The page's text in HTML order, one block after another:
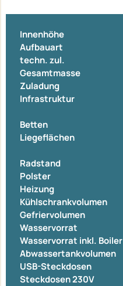
Innenhöhe
Aufbauart
techn. zul.
Gesamtmasse
Zuladung
Infrastruktur
Betten
Liegeflächen
Radstand
Polster
Heizung
Kühlschrankvolumen
Gefriervolumen
Wasservorrat
Wasservorrat inkl. Boiler
Abwassertankvolumen
USB-Steckdosen
Steckdosen 230V